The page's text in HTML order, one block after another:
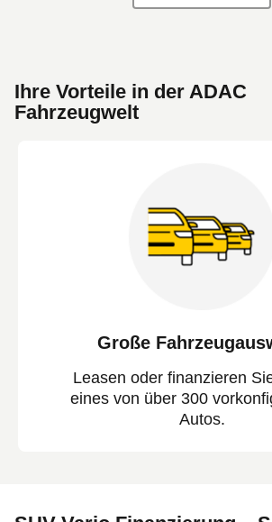
Ihre Vorteile in der ADAC
Fahrzeugwelt
Große
Leasen oder finanzieren
eines von über 300
Autos.